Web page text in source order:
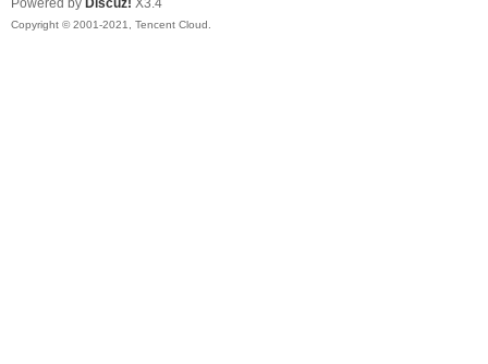
Powered by Discuz! X3.4
Copyright © 2001-2021, Tencent Cloud.